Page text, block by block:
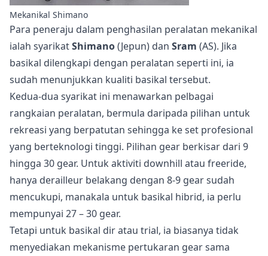
Mekanikal Shimano
Para peneraju dalam penghasilan peralatan mekanikal
ialah syarikatShimano(Jepun) dan Sram (AS). Jika
basikal dilengkapi dengan peralatan seperti ini, ia
sudah menunjukkan kualiti basikal tersebut.
Kedua-dua syarikat ini menawarkan pelbagai
rangkaian peralatan, bermula daripada pilihan untuk
rekreasi yang berpatutan sehingga ke set profesional
yang berteknologi tinggi. Pilihan gear berkisar dari 9
hingga 30 gear. Untuk aktiviti downhill atau freeride,
hanya derailleur belakang dengan 8-9 gear sudah
mencukupi, manakala untuk basikal hibrid, ia perlu
mempunyai 27 – 30 gear.
Tetapi untuk basikal dir atau trial, ia biasanya tidak
menyediakan mekanisme pertukaran gear sama